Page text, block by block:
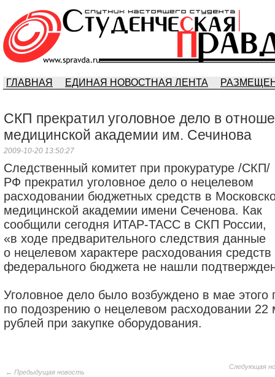
ГЛАВНАЯ ЕДИНАЯ НОВОСТНАЯ ЛЕНТА
СКП прекратил уголовное дело в
медицинской академии им. Сечинова
2009-10-20 13:50:27
Следственный комитет при прокуратуре /СКП/
РФ прекратил уголовное дело о нецелевом
расходовании бюджетных средств в
медицинской академии имени Сеченова. Как
сообщили сегодня ИТАР-ТАСС в СКП России,
«в ходе предварительного следствия данные
о нецелевом характере расходования средств
федерального бюджета не нашли
Уголовное дело было возбуждено в мае этого
по подозрению о нецелевом расходовании 22
рублей при закупке оборудования.
← Предыдущая новость
Следующая